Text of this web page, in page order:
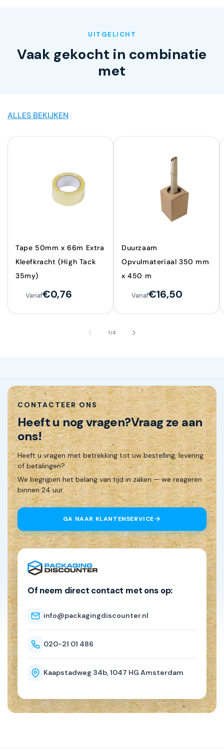
UITGELICHT
Vaak gekocht in combinatie
met
ALLES BEKIJKEN
Tape 50mm x 66m Extra
Kleefkracht (High Tack
35my)
Vanaf€0,76
Duurzaam
Opvulmateriaal 350 mm
x 450 m
Vanaf€16,50
1/van
4
CONTACTEER ONS
Heeft u nog vragen?Vraag ze aan
ons!
Heeft u vragen met betrekking tot uw bestelling, levering
of betalingen?
We begrijpen het belang van tijd in zaken — we reageren
binnen 24 uur.
GA NAAR KLANTENSERVICE
Of neem direct contact met ons op:
info@packagingdiscounter.nl
020-21 01 486
Kaapstadweg 34b, 1047 HG Amsterdam